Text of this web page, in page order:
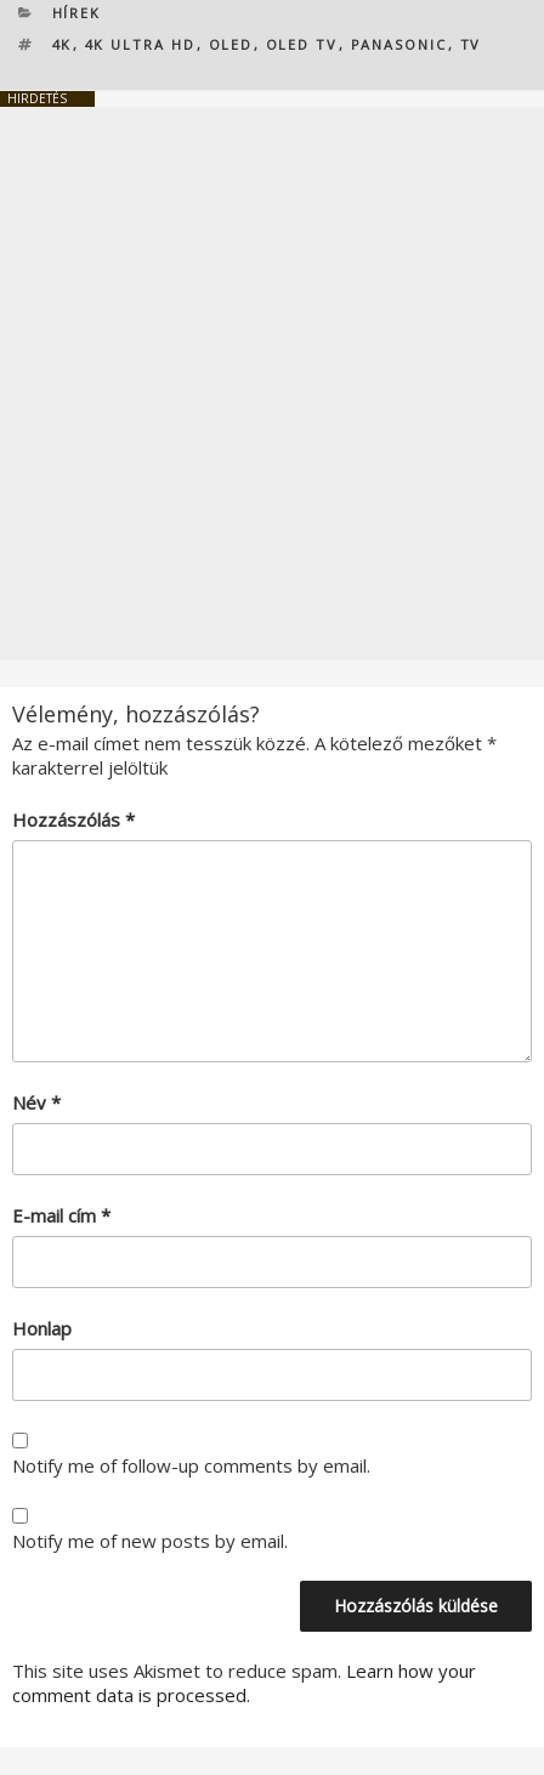
KATEGÓRIÁK
HÍREK
CÍMKÉK
4K , 4K ULTRA HD , OLED , OLED TV , PANASONIC , TV
HIRDETÉS
Vélemény, hozzászólás?
Az e-mail címet nem tesszük közzé. A kötelező mezőket *
karakterrel jelöltük
Hozzászólás *
Név *
E-mail cím *
Honlap
Notify me of follow-up comments by email.
Notify me of new posts by email.
This site uses Akismet to reduce spam. Learn how your
comment data is processed.